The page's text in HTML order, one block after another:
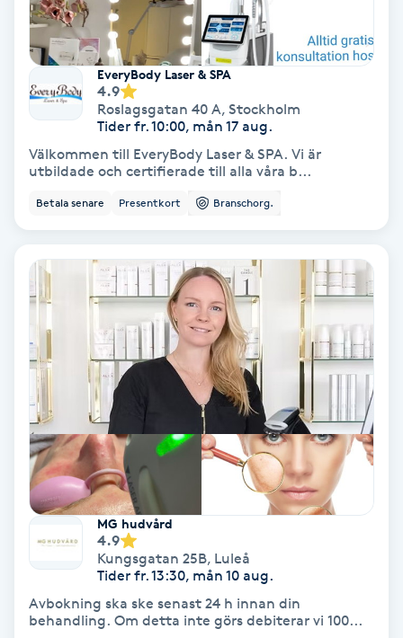
Nageltrång
Nagelvård
Naglar borttagning
Naglar reparation
Naprapati
Navelpiercing
NBE-massage
Ny frisyr
Olaplex
Olaplexbehandling
Ombre brows
EveryBody Laser & SPA
4.9
Roslagsgatan 40 A, Stockholm
Tider fr. 10:00, mån 17 aug.
Välkommen till EveryBody Laser & SPA. Vi är
utbildade och certifierade till alla våra b...
Betala senare Presentkort Branschorg.
MG hudvård
4.9
Kungsgatan 25B, Luleå
Tider fr. 13:30, mån 10 aug.
Avbokning ska ske senast 24 h innan din
behandling. Om detta inte görs debiterar vi 100...